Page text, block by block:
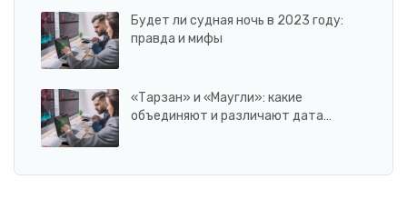
Будет ли судная ночь в 2023 году:
правда и мифы
«Тарзан» и «Маугли»: какие
объединяют и различают дата…